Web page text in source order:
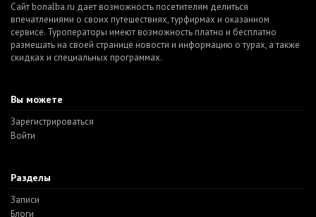
Сайт bonalba.ru дает возможность посетителям делиться
впечатлениями о своих путешествиях, турфирмах и оказанном
сервисе. Туроператоры имеют возможность платно и бесплатно
размещать на своей странице новости и информацию о турах, а также
скидках и специальных программах.
Вы можете
Зарегистрироваться
Войти
Разделы
Записи
Блоги